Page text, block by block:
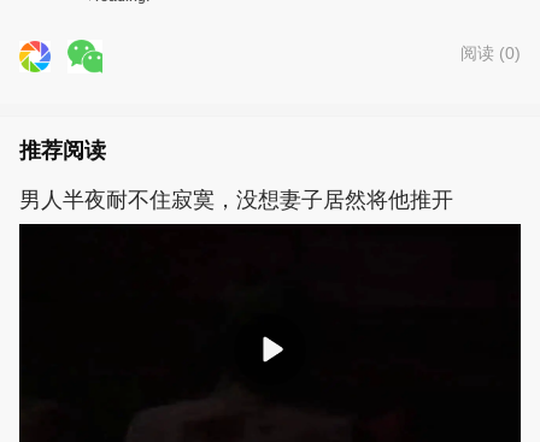
阅读 (0)
推荐阅读
男人半夜耐不住寂寞，没想妻子居然将他推开